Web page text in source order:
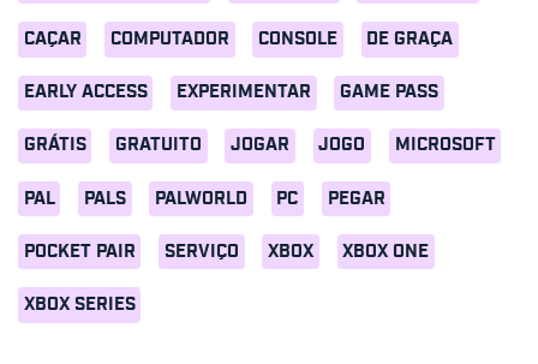
CAÇAR COMPUTADOR CONSOLE DE GRAÇA
EARLY ACCESS EXPERIMENTAR GAME PASS
GRÁTIS GRATUITO JOGAR JOGO MICROSOFT
PAL PALS PALWORLD PC PEGAR
POCKET PAIR SERVIÇO XBOX XBOX ONE
XBOX SERIES